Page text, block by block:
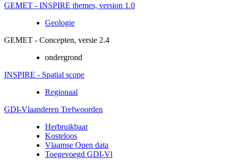
GEMET - INSPIRE themes, version 1.0
Geologie
GEMET - Concepten, versie 2.4
ondergrond
INSPIRE - Spatial scope
Regionaal
GDI-Vlaanderen Trefwoorden
Herbruikbaar
Kosteloos
Vlaamse Open data
Toegevoegd GDI-Vl